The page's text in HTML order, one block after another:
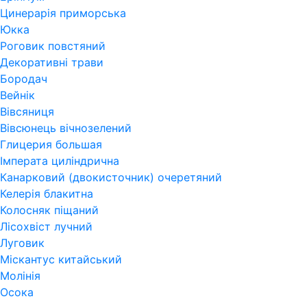
Цинерарія приморська
Юкка
Роговик повстяний
Декоративні трави
Бородач
Вейнік
Вівсяниця
Вівсюнець вічнозелений
Глицерия большая
Імперата циліндрична
Канарковий (двокисточник) очеретяний
Келерія блакитна
Колосняк піщаний
Лісохвіст лучний
Луговик
Міскантус китайський
Молінія
Осока